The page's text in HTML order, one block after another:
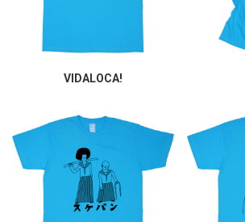
VIDALOCA!